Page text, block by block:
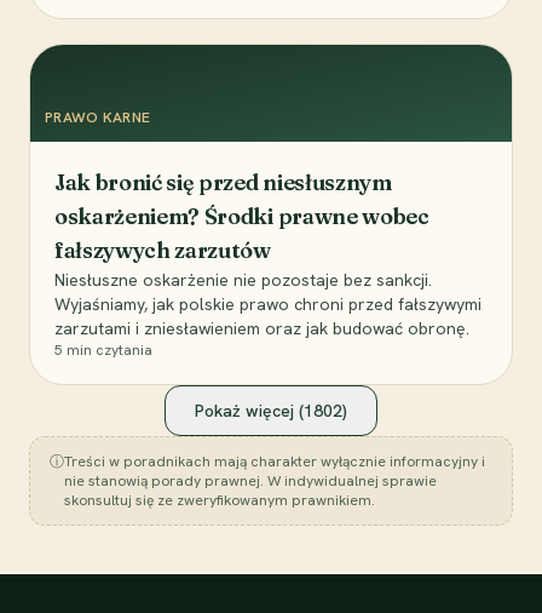
PRAWO KARNE
Jak bronić się przed niesłusznym
oskarżeniem? Środki prawne wobec
fałszywych zarzutów
Niesłuszne oskarżenie nie pozostaje bez sankcji.
Wyjaśniamy, jak polskie prawo chroni przed fałszywymi
zarzutami i zniesławieniem oraz jak budować obronę.
5 min czytania
Pokaż więcej (1802)
ⓘTreści w poradnikach mają charakter wyłącznie informacyjny i
nie stanowią porady prawnej. W indywidualnej sprawie
skonsultuj się ze zweryfikowanym prawnikiem.